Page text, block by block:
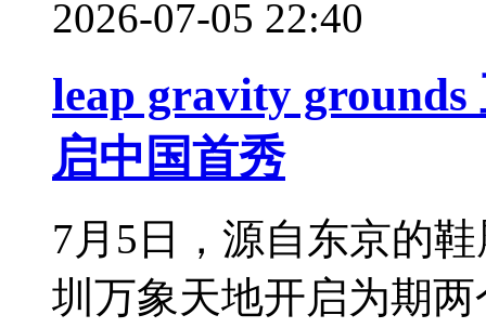
2026-07-05 22:40
leap gravity
启中国首秀
7月5日，源自东京的
圳万象天地开启为期